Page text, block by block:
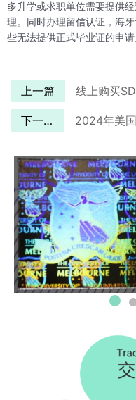
多升学或求职单位需要提供
理。同时办理留信认证，海
些无法提供正式毕业证的申
上一篇 线上购买
下一篇